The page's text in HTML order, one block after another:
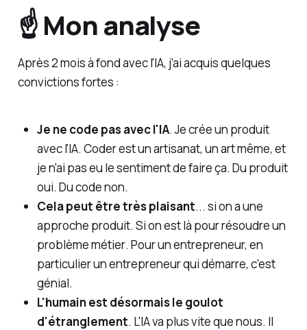
☝️ Mon analyse
Après 2 mois à fond avec l'IA, j'ai acquis quelques
convictions fortes :
Je ne code pas avec l'IA. Je crée un produit
avec l'IA. Coder est un artisanat, un art même, et
je n'ai pas eu le sentiment de faire ça. Du produit
oui. Du code non.
Cela peut être très plaisant... si on a une
approche produit. Si on est là pour résoudre un
problème métier. Pour un entrepreneur, en
particulier un entrepreneur qui démarre, c'est
génial.
L'humain est désormais le goulot
d'étranglement. L'IA va plus vite que nous. Il